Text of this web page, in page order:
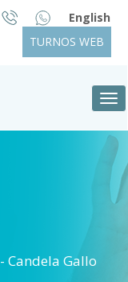
English
TURNOS WEB
- Candela Gallo